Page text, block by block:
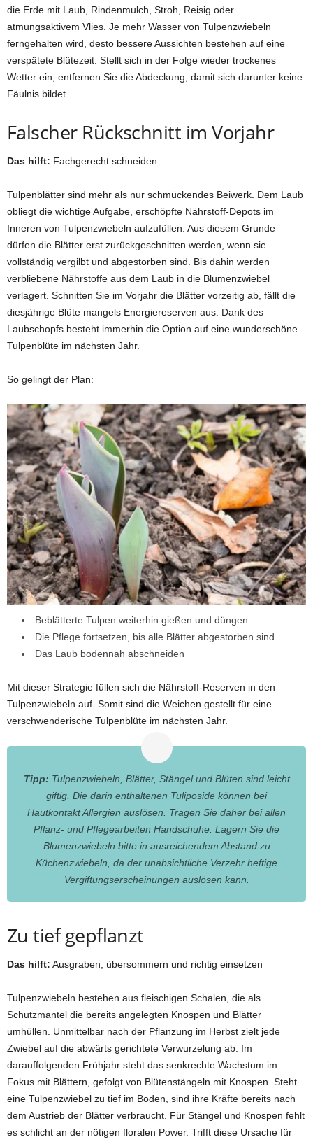
die Erde mit Laub, Rindenmulch, Stroh, Reisig oder
atmungsaktivem Vlies. Je mehr Wasser von Tulpenzwiebeln
ferngehalten wird, desto bessere Aussichten bestehen auf eine
verspätete Blütezeit. Stellt sich in der Folge wieder trockenes
Wetter ein, entfernen Sie die Abdeckung, damit sich darunter keine
Fäulnis bildet.
Falscher Rückschnitt im Vorjahr
Das hilft: Fachgerecht schneiden
Tulpenblätter sind mehr als nur schmückendes Beiwerk. Dem Laub
obliegt die wichtige Aufgabe, erschöpfte Nährstoff-Depots im
Inneren von Tulpenzwiebeln aufzufüllen. Aus diesem Grunde
dürfen die Blätter erst zurückgeschnitten werden, wenn sie
vollständig vergilbt und abgestorben sind. Bis dahin werden
verbliebene Nährstoffe aus dem Laub in die Blumenzwiebel
verlagert. Schnitten Sie im Vorjahr die Blätter vorzeitig ab, fällt die
diesjährige Blüte mangels Energiereserven aus. Dank des
Laubschopfs besteht immerhin die Option auf eine wunderschöne
Tulpenblüte im nächsten Jahr.
So gelingt der Plan:
Beblätterte Tulpen weiterhin gießen und düngen
Die Pflege fortsetzen, bis alle Blätter abgestorben sind
Das Laub bodennah abschneiden
Mit dieser Strategie füllen sich die Nährstoff-Reserven in den
Tulpenzwiebeln auf. Somit sind die Weichen gestellt für eine
verschwenderische Tulpenblüte im nächsten Jahr.
Tipp: Tulpenzwiebeln, Blätter, Stängel und Blüten sind leicht
giftig. Die darin enthaltenen Tuliposide können bei
Hautkontakt Allergien auslösen. Tragen Sie daher bei allen
Pflanz- und Pflegearbeiten Handschuhe. Lagern Sie die
Blumenzwiebeln bitte in ausreichendem Abstand zu
Küchenzwiebeln, da der unabsichtliche Verzehr heftige
Vergiftungserscheinungen auslösen kann.
Zu tief gepflanzt
Das hilft: Ausgraben, übersommern und richtig einsetzen
Tulpenzwiebeln bestehen aus fleischigen Schalen, die als
Schutzmantel die bereits angelegten Knospen und Blätter
umhüllen. Unmittelbar nach der Pflanzung im Herbst zielt jede
Zwiebel auf die abwärts gerichtete Verwurzelung ab. Im
darauffolgenden Frühjahr steht das senkrechte Wachstum im
Fokus mit Blättern, gefolgt von Blütenstängeln mit Knospen. Steht
eine Tulpenzwiebel zu tief im Boden, sind ihre Kräfte bereits nach
dem Austrieb der Blätter verbraucht. Für Stängel und Knospen fehlt
es schlicht an der nötigen floralen Power. Trifft diese Ursache für